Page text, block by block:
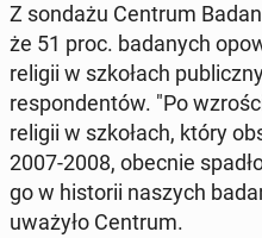
Z sondażu Centrum
że 51 proc. ba­da­nych
religii w szko­łach
re­spon­den­tów. "Po
religii w szko­łach, który
2007-2008, obecnie
go w hi­sto­rii naszych
uwa­ży­ło Centrum.